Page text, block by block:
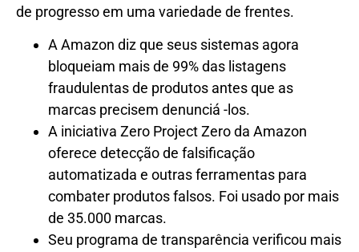
de progresso em uma variedade de frentes.
A Amazon diz que seus sistemas agora
bloqueiam mais de 99% das listagens
fraudulentas de produtos antes que as
marcas precisem denunciá -los.
A iniciativa Zero Project Zero da Amazon
oferece detecção de falsificação
automatizada e outras ferramentas para
combater produtos falsos. Foi usado por mais
de 35.000 marcas.
Seu programa de transparência verificou mais